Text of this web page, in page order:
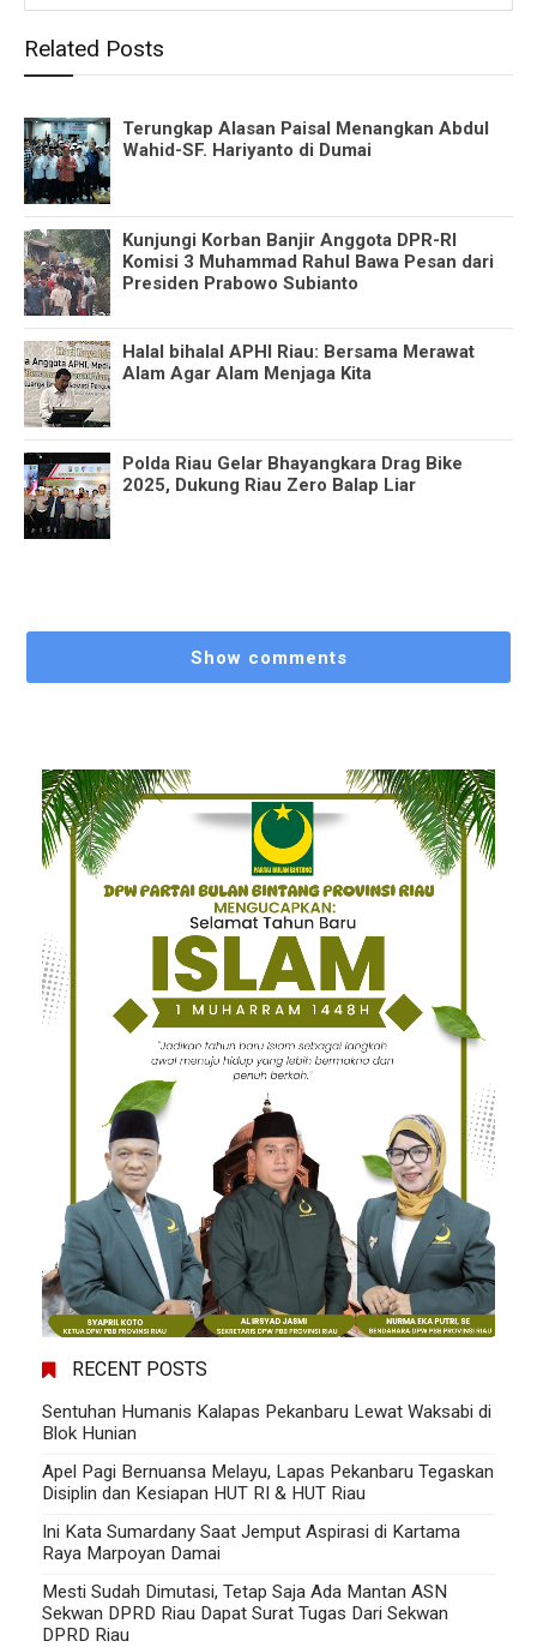
Related Posts
Terungkap Alasan Paisal Menangkan Abdul
Wahid-SF. Hariyanto di Dumai
Kunjungi Korban Banjir Anggota DPR-RI
Komisi 3 Muhammad Rahul Bawa Pesan dari
Presiden Prabowo Subianto
Halal bihalal APHI Riau: Bersama Merawat
Alam Agar Alam Menjaga Kita
Polda Riau Gelar Bhayangkara Drag Bike
2025, Dukung Riau Zero Balap Liar
Show comments
RECENT POSTS
Sentuhan Humanis Kalapas Pekanbaru Lewat Waksabi di
Blok Hunian
Apel Pagi Bernuansa Melayu, Lapas Pekanbaru Tegaskan
Disiplin dan Kesiapan HUT RI & HUT Riau
Ini Kata Sumardany Saat Jemput Aspirasi di Kartama
Raya Marpoyan Damai
Mesti Sudah Dimutasi, Tetap Saja Ada Mantan ASN
Sekwan DPRD Riau Dapat Surat Tugas Dari Sekwan
DPRD Riau